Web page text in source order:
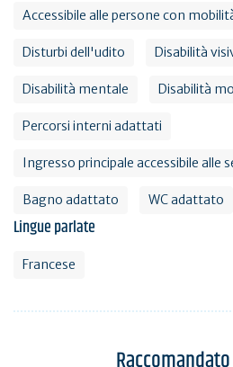
Accessibile alle persone con
Disturbi dell'udito Disabilità
Disabilità mentale Disabilità
Percorsi interni adattati
Ingresso principale accessibile alle
Bagno adattato WC adattato
Lingue parlate
Francese